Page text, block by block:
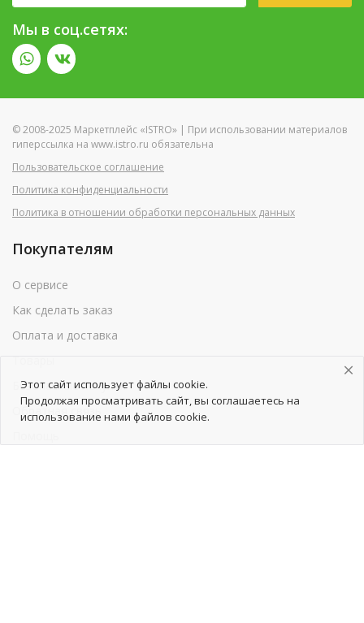
Мы в соц.сетях:
© 2008-2025 Маркетплейс «ISTRO» | При использовании материалов
гиперссылка на www.istro.ru обязательна
Пользовательское соглашение
Политика конфиденциальности
Политика в отношении обработки персональных данных
Покупателям
О сервисе
Как сделать заказ
Оплата и доставка
Безопасные покупки
Обратная связь
Этот сайт использует файлы cookie.
Продолжая просматривать сайт, вы соглашаетесь на
использование нами файлов cookie.